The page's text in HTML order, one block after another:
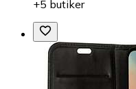
+5 butiker